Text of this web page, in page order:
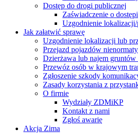
Dostęp do drogi publicznej
Zaświadczenie o
Uzgodnienie
Jak załatwić sprawę
Uzgodnienie lokalizacji lub
Przejazd pojazdów
Dzierżawa lub najem
Przewóz osób w krajowym
Zgłoszenie szkody
Zasady korzystania z
O firmie
Wydziały ZDMiKP
Kontakt z nami
Zgłoś awarię
Akcja Zima